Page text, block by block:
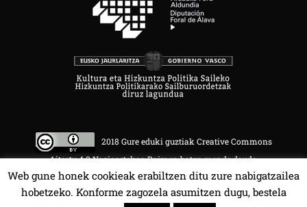
2018 Gure eduki guztiak Creative Commons
Aitortu 4.0 Nazioartekoa Baimen baten mende daude.
Web gune honek cookieak erabiltzen ditu zure nabigatzailea
hobetzeko. Konforme zagozela asumitzen dugu, bestela